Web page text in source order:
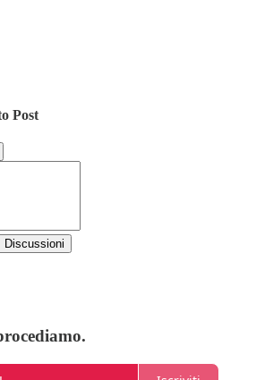
Post
Discussioni